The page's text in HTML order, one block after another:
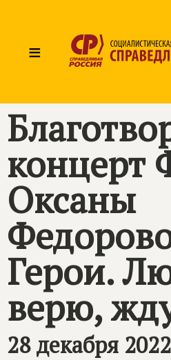
≡
концерт
Оксаны
Герои.
верю,
28 декабря 2022